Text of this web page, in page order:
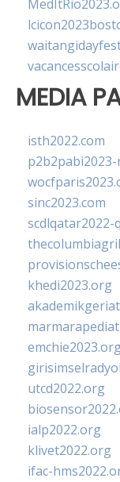
MEDIA
isth2022.com
sinc2023.com
scdlqatar2022-
khedi2023.org
utcd2022.org
ialp2022.org
klivet2022.org
ifac-